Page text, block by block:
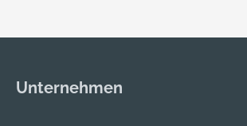
Unternehmen